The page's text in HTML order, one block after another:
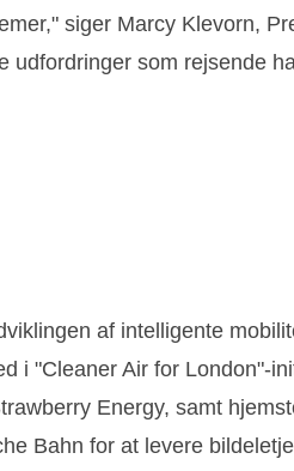
siger Marcy Klevorn,
som rejsende
af intelligente
i "Cleaner Air for London"-
Energy, samt
Bahn for at levere